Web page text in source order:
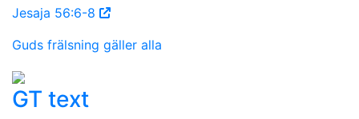
Jesaja 56:6-8
Guds frälsning gäller alla
GT text